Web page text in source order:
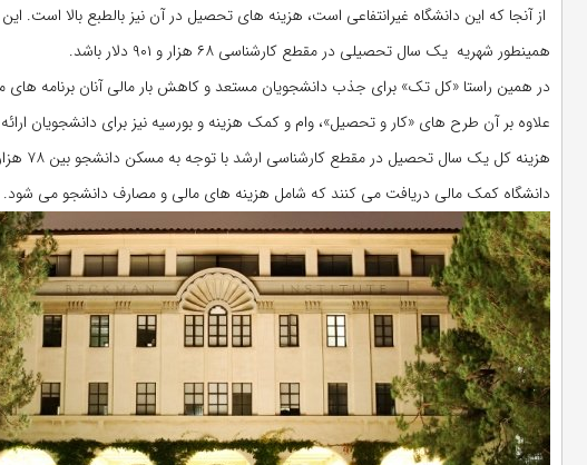
از آنجا که این دانشگاه غیرانتفاعی است، هزینه های تحصیل در آن نیز بالطبع بالا
همینطور شهریه یک سال تحصیلی در مقطع کارشناسی ۶۸ هزار و ۹۰۱ دلار باشد.
در همین راستا «کل تک» برای جذب دانشجویان مستعد و کاهش بار مالی آنان برنامه های
علاوه بر آن طرح های «کار و تحصیل»، وام و کمک هزینه و بورسیه نیز برای دانشجویان
دانشگاه کمک مالی دریافت می کنند که شامل هزینه های مالی و مصارف دانشجو می شود.